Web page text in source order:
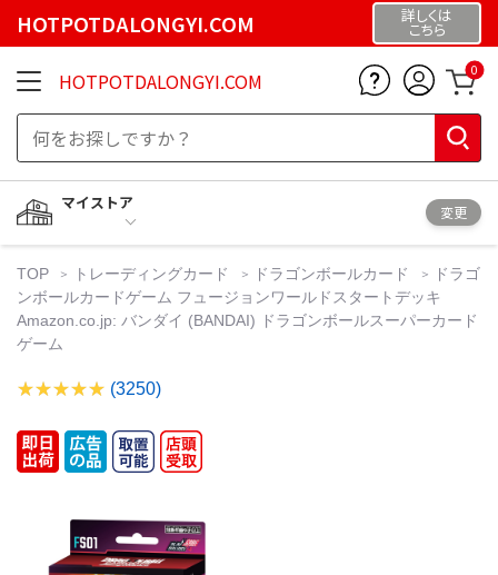
HOTPOTDALONGYI.COM 詳しくは
こちら
HOTPOTDALONGYI.COM 0
マイストア
変更
TOP トレーディングカード ドラゴンボールカード
ドラゴ
ンボールカードゲーム フュージョンワールドスタートデッキ
Amazon.co.jp: バンダイ (BANDAI) ドラゴンボールスーパーカード
ゲーム
(3250)